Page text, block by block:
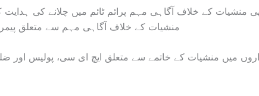
منشیات کے خلاف آگاہی مہم پرائم ٹائم میں چلانے کی ہدایت
منشیات کے خلاف آگاہی مہم سے متعلق
میں منشیات کے خاتمے سے متعلق ایچ ای سی، پولیس اور